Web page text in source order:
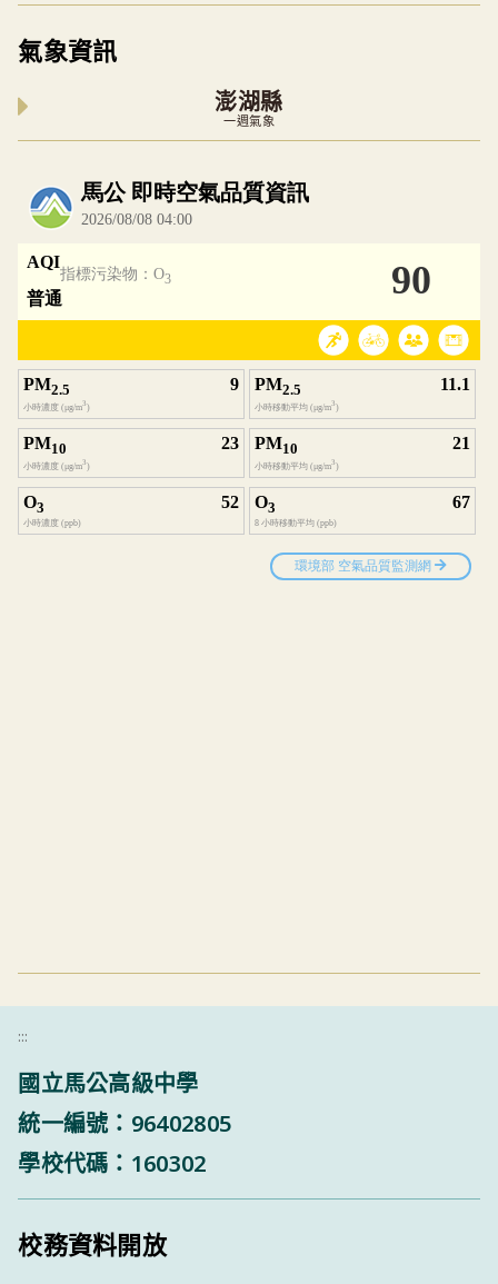
氣象資訊
澎湖縣
一週氣象
內嵌空氣品質小工具為視覺預覽，完整即時空
:::
國立馬公高級中學
統一編號：96402805
學校代碼：160302
校務資料開放